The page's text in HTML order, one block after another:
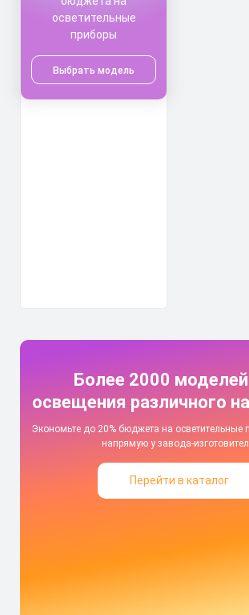
осветительные
приборы
Выбрать модель
Более 2000
освещения различного
Экономьте до 20% бюджета на осветительные
напрямую у завода-
Перейти в каталог